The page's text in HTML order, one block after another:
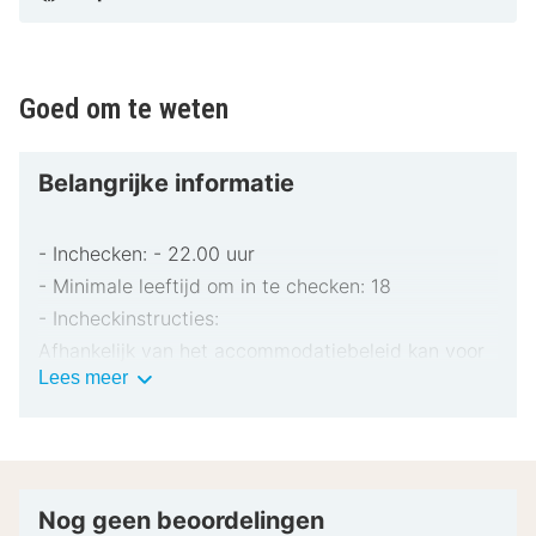
Goed om te weten
Belangrijke informatie
- Inchecken: - 22.00 uur
- Minimale leeftijd om in te checken: 18
- Incheckinstructies:
Afhankelijk van het accommodatiebeleid kan voor
extra personen een toeslag in rekening worden
pinpas of borgsom in contanten te verstrekken
Lees meerBelangrijke
Nog geen beoordelingen